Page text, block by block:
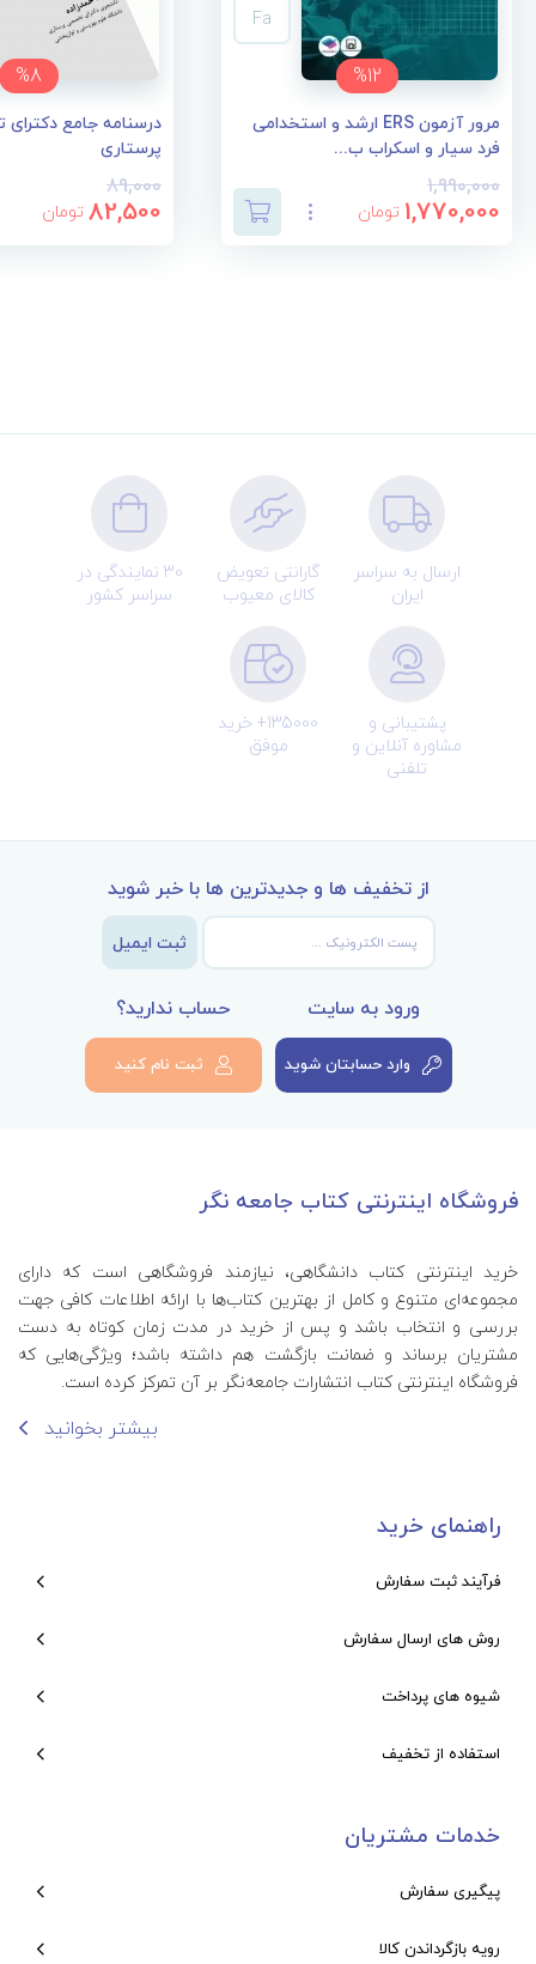
%12
Fa
مرور آزمون ERS ارشد و استخدامی
فرد سیار و اسکراب ب...
1,990,000
1,770,000 تومان
%8
درسنامه جامع
پرستاری
89,000
82,500 تومان
ارسال به سراسر
ایران
گارانتی تعویض
کالای معیوب
30 نمایندگی در
سراسر کشور
پشتیبانی و
مشاوره آنلاین و
تلفنی
135000+ خرید
موفق
از تخفیف ها و جدیدترین ها با خبر شوید
ثبت ایمیل
ورود به سایت
وارد حسابتان شوید
حساب ندارید؟
ثبت نام کنید
فروشگاه اینترنتی کتاب جامعه نگر
خرید اینترنتی کتاب‌ دانشگاهی، نیازمند فروشگاهی است که دارای
مجموعه‌ای متنوع و کامل از بهترین کتاب‌ها با ارائه اطلاعات کافی جهت
بررسی و انتخاب باشد و پس از خرید در مدت زمان کوتاه به دست
مشتریان برساند و ضمانت بازگشت هم داشته باشد؛ ویژگی‌هایی که
فروشگاه اینترنتی کتاب انتشارات جامعه‌نگر بر آن تمرکز کرده است.
بیشتر بخوانید
راهنمای خرید
فرآیند ثبت سفارش
روش های ارسال سفارش
شیوه های پرداخت
استفاده از تخفیف
خدمات مشتریان
پیگیری سفارش
رویه بازگرداندن کالا